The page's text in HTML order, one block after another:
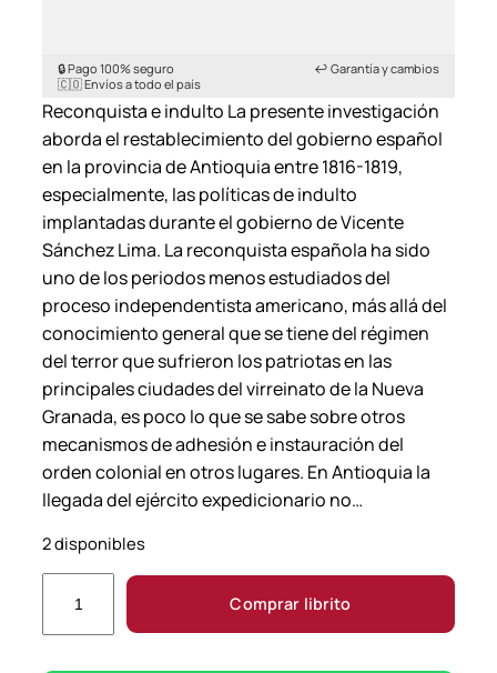
🔒 Pago 100% seguro
↩️ Garantía y cambios
🇨🇴 Envíos a todo el país
Reconquista e indulto La presente investigación
aborda el restablecimiento del gobierno español
en la provincia de Antioquia entre 1816-1819,
especialmente, las políticas de indulto
implantadas durante el gobierno de Vicente
Sánchez Lima. La reconquista española ha sido
uno de los periodos menos estudiados del
proceso independentista americano, más allá del
conocimiento general que se tiene del régimen
del terror que sufrieron los patriotas en las
principales ciudades del virreinato de la Nueva
Granada, es poco lo que se sabe sobre otros
mecanismos de adhesión e instauración del
orden colonial en otros lugares. En Antioquia la
llegada del ejército expedicionario no…
2 disponibles
c
Comprar librito